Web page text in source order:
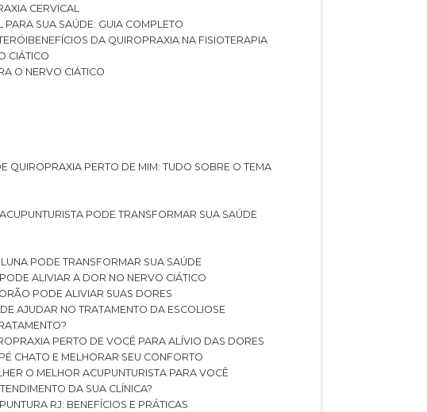
CERVICAL
PARA SUA SAÚDE: GUIA COMPLETO
BENEFÍCIOS DA QUIROPRAXIA NA FISIOTERAPIA
CIÁTICO
O NERVO CIÁTICO
QUIROPRAXIA PERTO DE MIM: TUDO SOBRE O TEMA
PODE TRANSFORMAR SUA SAÚDE
PODE TRANSFORMAR SUA SAÚDE
ALIVIAR A DOR NO NERVO CIÁTICO
PODE ALIVIAR SUAS DORES
AJUDAR NO TRATAMENTO DA ESCOLIOSE
PERTO DE VOCÊ PARA ALÍVIO DAS DORES
CHATO E MELHORAR SEU CONFORTO
O MELHOR ACUPUNTURISTA PARA VOCÊ
DA SUA CLÍNICA?
RJ: BENEFÍCIOS E PRÁTICAS